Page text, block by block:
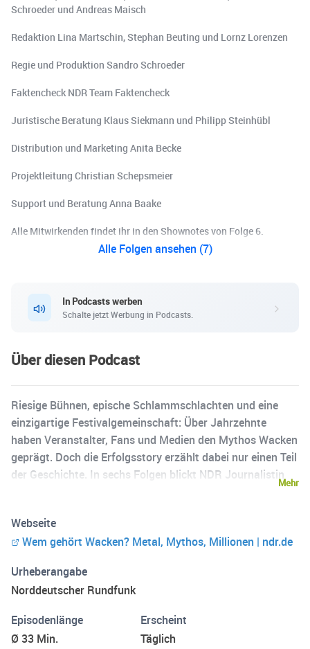
Schroeder und Andreas Maisch
Redaktion Lina Martschin, Stephan Beuting und Lornz Lorenzen
Regie und Produktion Sandro Schroeder
Faktencheck NDR Team Faktencheck
Juristische Beratung Klaus Siekmann und Philipp Steinhübl
Distribution und Marketing Anita Becke
Projektleitung Christian Schepsmeier
Support und Beratung Anna Baake
Alle Mitwirkenden findet ihr in den Shownotes von Folge 6.
Alle Folgen ansehen (7)
In Podcasts werben
Schalte jetzt Werbung in Podcasts.
Über diesen Podcast
Riesige Bühnen, epische Schlammschlachten und eine
einzigartige Festivalgemeinschaft: Über Jahrzehnte
haben Veranstalter, Fans und Medien den Mythos Wacken
geprägt. Doch die Erfolgsstory erzählt dabei nur einen Teil
der Geschichte. In sechs Folgen blickt NDR Journalistin
geworden ist. Es geht um unbesungene Held*innen und
vergessene Gründer. Um Macht, Eigentum und die
die Frage: Wem gehört Wacken eigentlich?
Mehr
Webseite
Wem gehört Wacken? Metal, Mythos, Millionen | ndr.de
Urheberangabe
Norddeutscher Rundfunk
Episodenlänge
Ø 33 Min.
Erscheint
Täglich